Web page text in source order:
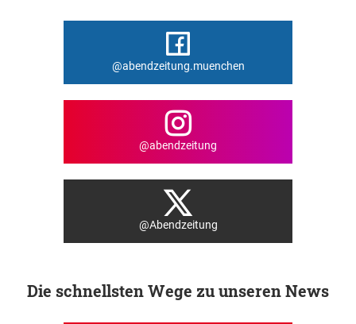
@abendzeitung.muenchen
@abendzeitung
@Abendzeitung
Die schnellsten Wege zu unseren News